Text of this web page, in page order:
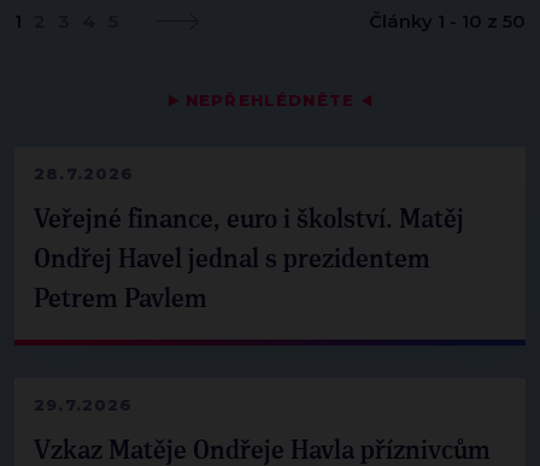
▶ NEPŘEHLÉDNĚTE ◀
28.7.2026
Veřejné finance, euro i školství. Matěj
Ondřej Havel jednal s prezidentem
Petrem Pavlem
29.7.2026
Vzkaz Matěje Ondřeje Havla příznivcům
1 Články 1 - 10 z 50